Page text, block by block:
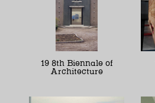
19 8th Biennale of
Architecture